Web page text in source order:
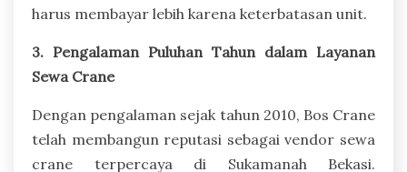
harus membayar lebih karena keterbatasan unit.
3. Pengalaman Puluhan Tahun dalam Layanan
Sewa Crane
Dengan pengalaman sejak tahun 2010, Bos Crane
telah membangun reputasi sebagai vendor sewa
crane terpercaya di Sukamanah Bekasi.